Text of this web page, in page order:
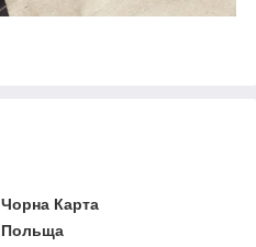
Чорна Карта
Польща